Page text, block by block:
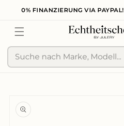
zum
0% FINANZIERUNG VIA PAYPAL!
Suche